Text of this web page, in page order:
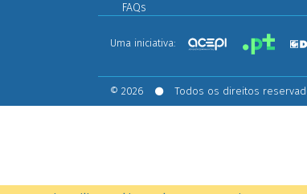
FAQs
Uma iniciativa:
© 2026 Todos os direitos